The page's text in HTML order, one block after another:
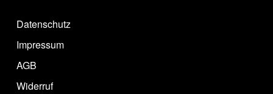
Datenschutz
Impressum
AGB
Widerruf